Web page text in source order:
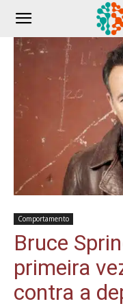
Comportamento
Bruce
primeira
contra a